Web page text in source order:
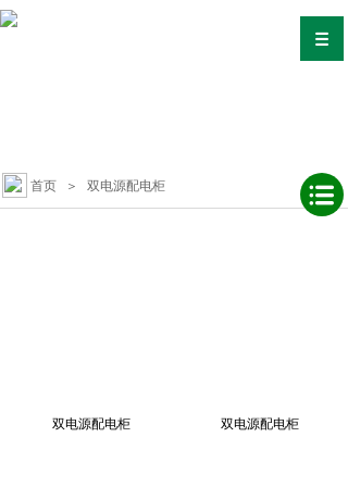
首页 ＞ 双电源配电柜
双电源配电柜 双电源配电柜